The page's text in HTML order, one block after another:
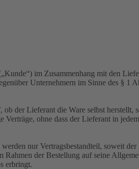
im Zusammenhang mit den
Unternehmern im Sinne des § 1
der Lieferant die Ware selbst herstellt,
ohne dass der Lieferant in
nur Vertragsbestandteil, soweit
der Bestellung auf seine
erbringt.